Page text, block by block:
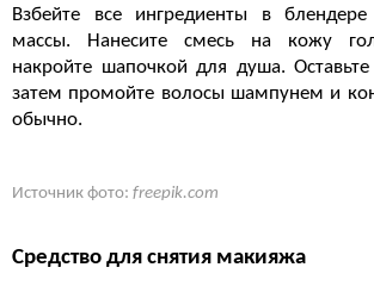
Взбейте все ингредиенты в
массы. Нанесите смесь на кожу
накройте шапочкой для душа.
затем промойте волосы шампунем и
обычно.
Источник фото: freepik.com
Средство для снятия макияжа